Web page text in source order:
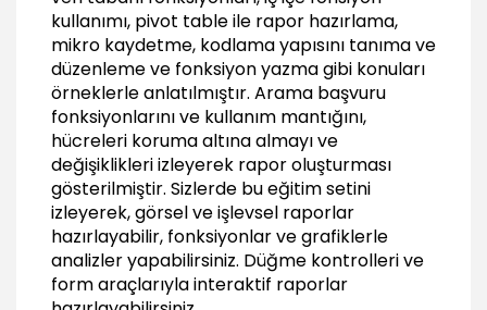
Hücreleri formülle birleştirmek
01:01
Formülleri korumak
Hücre kilit ve gizlilik ayarları ile sayfa korumak
03:20
Belgeyi şifrelemek
01:31
Belgeyi takip etmek ve paylaşarak
çalışmak
Ribbona trackt changes komutunu getirmek
kullanımı, pivot table ile rapor hazırlama,
mikro kaydetme, kodlama yapısını tanıma ve
düzenleme ve fonksiyon yazma gibi konuları
örneklerle anlatılmıştır. Arama başvuru
fonksiyonlarını ve kullanım mantığını,
hücreleri koruma altına almayı ve
değişiklikleri izleyerek rapor oluşturması
gösterilmiştir. Sizlerde bu eğitim setini
izleyerek, görsel ve işlevsel raporlar
hazırlayabilir, fonksiyonlar ve grafiklerle
analizler yapabilirsiniz. Düğme kontrolleri ve
form araçlarıyla interaktif raporlar